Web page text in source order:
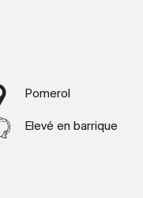
Pomerol
Elevé en barrique